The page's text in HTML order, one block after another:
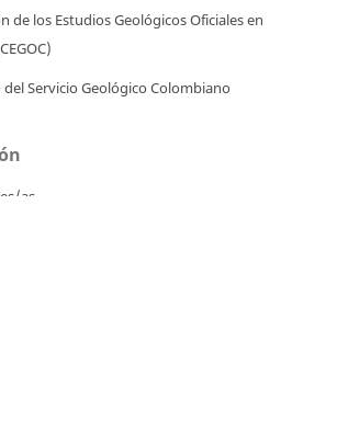
de los Estudios Geológicos Oficiales en
Servicio Geológico Colombiano
as